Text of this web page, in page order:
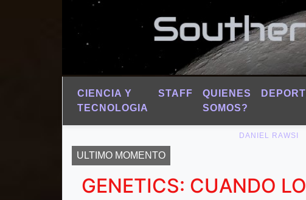
CIENCIA Y
TECNOLOGIA
STAFF
QUIENES
SOMOS?
DANIEL RAWSI
ULTIMO MOMENTO
GENETICS: CUANDO